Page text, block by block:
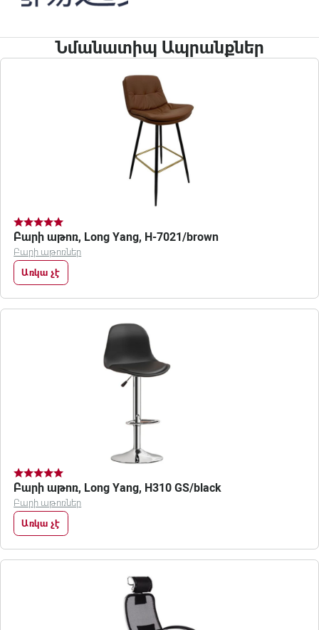
Նմանատիպ Ապրանքներ
Բարի աթոռ, Long Yang, H-7021/brown
Բարի աթոռներ
Առկա չէ
Բարի աթոռ, Long Yang, H310 GS/black
Բարի աթոռներ
Առկա չէ